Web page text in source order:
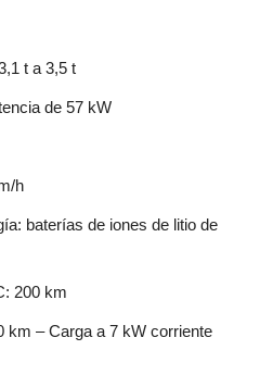
t a 3,5 t
de 57 kW
h
baterías de iones de litio de
200 km
km – Carga a 7 kW corriente